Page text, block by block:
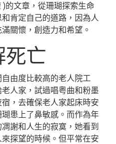
的文章，從珊瑚探索生命
肯定自己的道路，因為人
關懷，創造力和希望。
死亡
由度比較高的老人院工
人家，試過唱粤曲和粉墨
，去確保老人家起床時安
患上了鼻敏感。而作為年
謝和人生的寂寞，她看到
探望的時候。但平常在安